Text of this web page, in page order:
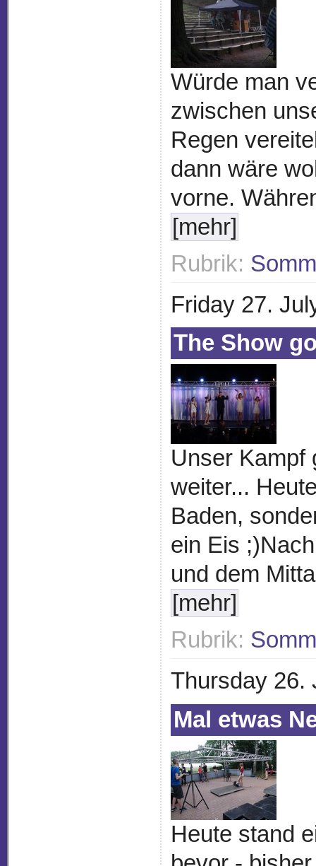
Würde man
zwischen
Regen
dann wäre
vorne.
[mehr]
Rubrik:
Friday 27.
The Show
Unser Kampf
weiter...
Baden,
ein Eis
und dem
[mehr]
Rubrik:
Thursday 26.
Mal etwas
Heute stand